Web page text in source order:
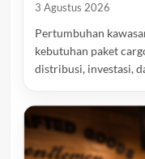
3 Agustus 2026
Pertumbuhan
kebutuhan paket
distribusi, investasi,